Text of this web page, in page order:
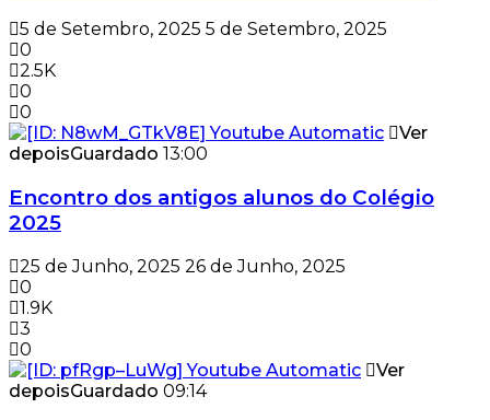
5 de Setembro, 2025 5 de Setembro, 2025
0
2.5K
0
0
Ver
depoisGuardado 13:00
Encontro dos antigos alunos do Colégio
2025
25 de Junho, 2025 26 de Junho, 2025
0
1.9K
3
0
Ver
depoisGuardado 09:14